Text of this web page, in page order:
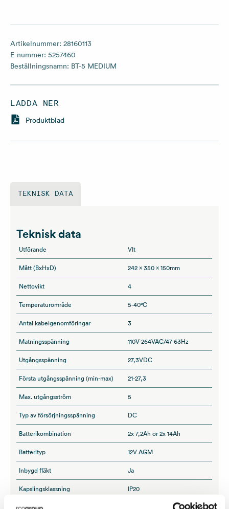
Artikelnummer: 28160113
E-nummer: 5257460
Beställningsnamn: BT-5 MEDIUM
LADDA NER
Produktblad
TEKNISK DATA
Teknisk data
Utförande VIt
Mått (BxHxD) 242 x 350 x 150mm
Nettovikt 4
Temperaturområde 5-40°C
Antal kabelgenomföringar 3
Matningsspänning 110V-264VAC/47-63Hz
Utgångsspänning 27,3VDC
Första utgångsspänning (min-max) 21-27,3
Max. utgångsström 5
Typ av försörjningsspänning DC
Batterikombination 2x 7,2Ah or 2x 14Ah
Batterityp 12V AGM
Inbygd fläkt Ja
Kapslingsklassning IP20